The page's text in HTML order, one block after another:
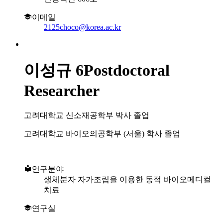
이메일
2125choco@korea.ac.kr
이성규 6Postdoctoral
Researcher
고려대학교 신소재공학부 박사 졸업
고려대학교 바이오의공학부 (서울) 학사 졸업
연구분야
생체분자 자가조립을 이용한 동적 바이오메디컬
치료
연구실